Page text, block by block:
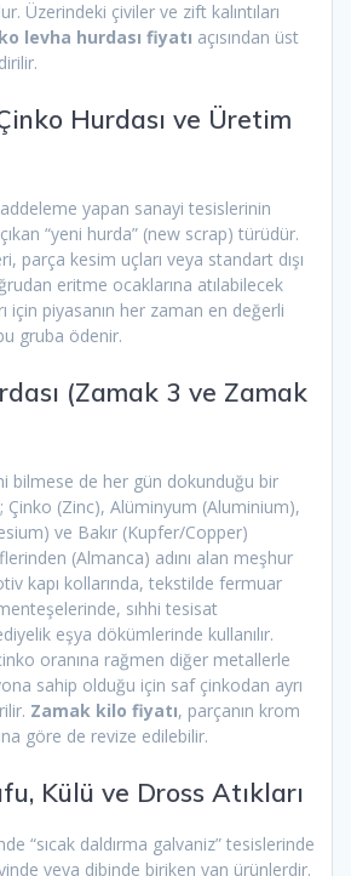
Üzerindeki çiviler ve zift kalıntıları
levha hurdası fiyatı açısından üst
Hurdası ve Üretim
yapan sanayi tesislerinin
“yeni hurda” (new scrap) türüdür.
parça kesim uçları veya standart dışı
eritme ocaklarına atılabilecek
için piyasanın her zaman en değerli
gruba ödenir.
(Zamak 3 ve Zamak
bilmese de her gün dokunduğu bir
Çinko (Zinc), Alüminyum (Aluminium),
ve Bakır (Kupfer/Copper)
(Almanca) adını alan meşhur
kapı kollarında, tekstilde fermuar
sıhhi tesisat
eşya dökümlerinde kullanılır.
oranına rağmen diğer metallerle
sahip olduğu için saf çinkodan ayrı
Zamak kilo fiyatı, parçanın krom
göre de revize edilebilir.
Külü ve Dross Atıkları
“sıcak daldırma galvaniz” tesislerinde
veya dibinde biriken yan ürünlerdir.